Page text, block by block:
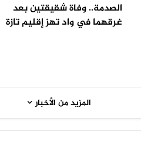
الصدمة.. وفاة شقيقتين بعد
غرقهما في واد تهز إقليم تازة
المزيد من الأخبار